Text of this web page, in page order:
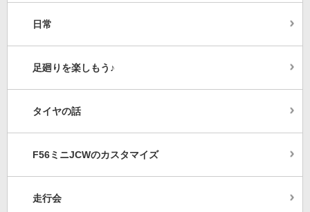
日常
足廻りを楽しもう♪
タイヤの話
F56ミニJCWのカスタマイズ
走行会